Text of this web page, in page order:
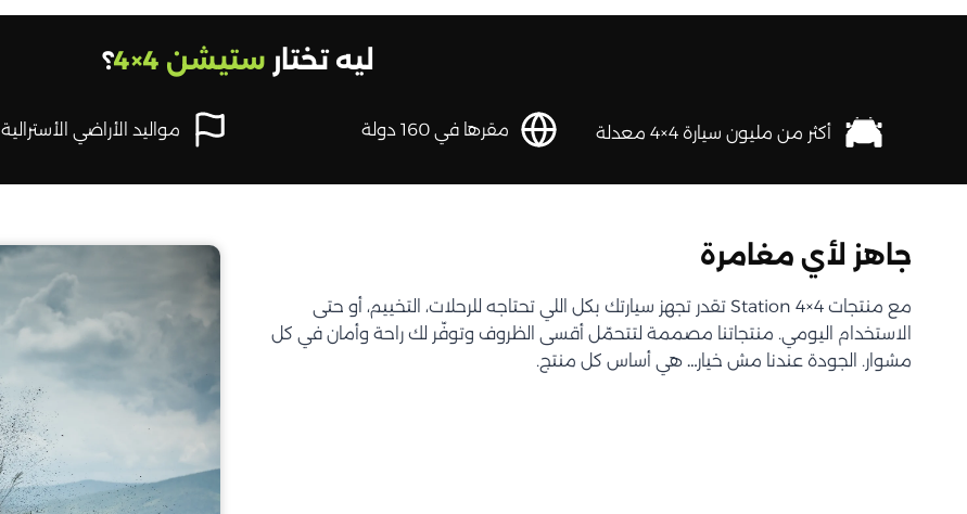
ليه تختار ستيشن 4×4 ؟
أكثر من مليون سيارة 4×4 معدلة مقرها في 160 دولة مواليد الأراضي الأسترالية
جاهز لأي مغامرة
مع منتجات Station 4×4 تقدر تجهز سيارتك بكل اللي تحتاجه للرحلات، التخييم، أو حتى
الاستخدام اليومي. منتجاتنا مصممة لتتحمّل أقسى الظروف وتوفّر لك راحة وأمان في كل
مشوار. الجودة عندنا مش خيار… هي أساس كل منتج.